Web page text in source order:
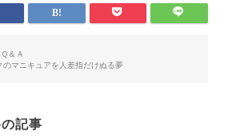
＆Ａ
のマニキュアを人差指だけぬる夢
記事